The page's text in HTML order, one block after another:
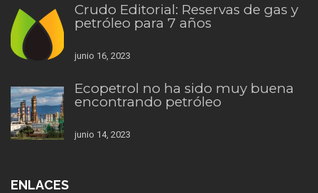
Crudo Editorial: Reservas de gas y
petróleo para 7 años
junio 16, 2023
Ecopetrol no ha sido muy buena
encontrando petróleo
junio 14, 2023
ENLACES